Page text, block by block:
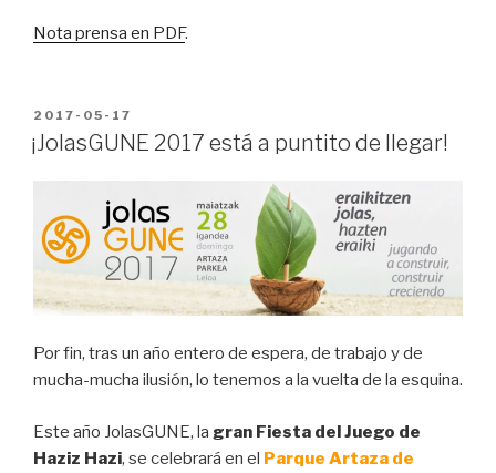
Nota prensa en PDF.
PUBLICADO
EN
2017-05-17
¡JolasGUNE 2017 está a puntito de llegar!
Por fin, tras un año entero de espera, de trabajo y de
mucha-mucha ilusión, lo tenemos a la vuelta de la esquina.
Este año JolasGUNE, la gran Fiesta del Juego de
Haziz Hazi, se celebrará en el Parque Artaza de